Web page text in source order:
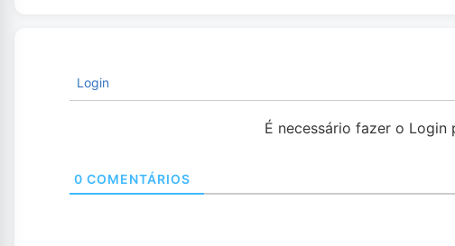
Login
É necessário fazer o Login
0 COMENTÁRIOS